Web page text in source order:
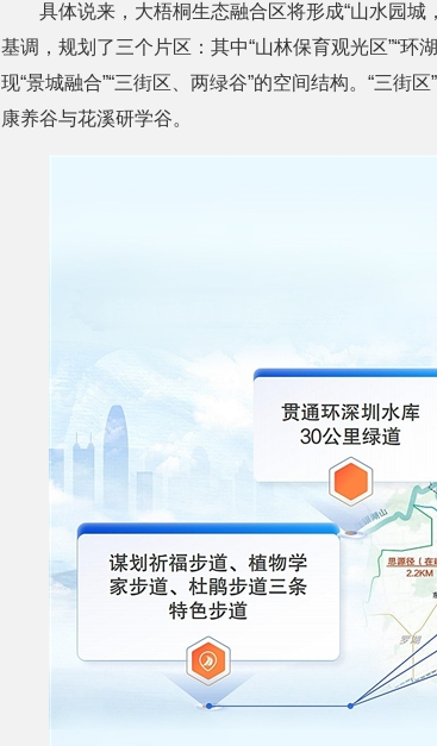
具体说来，大梧桐生态融合区将形成“山水园
基调，规划了三个片区：其中“山林保育观光区”“环
现“景城融合”“三街区、两绿谷”的空间结构。“三街
康养谷与花溪研学谷。